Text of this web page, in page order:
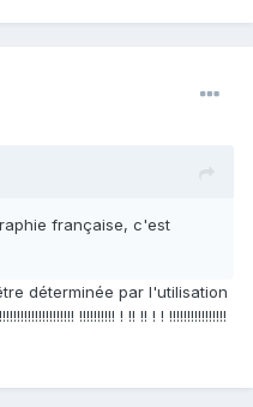
française, c'est
déterminée par l'utilisation
!!!!!!!!!! ! !! !! ! ! !!!!!!!!!!!!!!!!